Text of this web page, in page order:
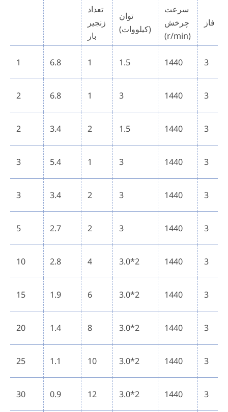
تعداد
زنجیر
بار
توان
(کیلووات)
سرعت
چرخش
(r/min)
فاز
1 6.8 1 1.5 1440 3
2 6.8 1 3 1440 3
2 3.4 2 1.5 1440 3
3 5.4 1 3 1440 3
3 3.4 2 3 1440 3
5 2.7 2 3 1440 3
10 2.8 4 3.0*2 1440 3
15 1.9 6 3.0*2 1440 3
20 1.4 8 3.0*2 1440 3
25 1.1 10 3.0*2 1440 3
30 0.9 12 3.0*2 1440 3